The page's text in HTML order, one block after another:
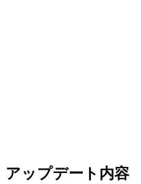
アップデート内容